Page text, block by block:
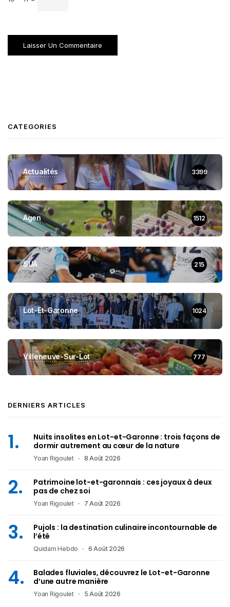
CATEGORIES
Actualités 3399
Agen 1512
SUA 215
Lot-Et-Garonne 1024
Villeneuve-Sur-Lot 777
DERNIERS ARTICLES
Nuits insolites en Lot-et-Garonne : trois façons de
dormir autrement au cœur de la nature
Yoan Rigoulet 8 Août 2026
Patrimoine lot-et-garonnais : ces joyaux à deux
pas de chez soi
Yoan Rigoulet 7 Août 2026
Pujols : la destination culinaire incontournable de
l’été
Quidam Hebdo 6 Août 2026
Balades fluviales, découvrez le Lot-et-Garonne
d’une autre manière
Yoan Rigoulet 5 Août 2026